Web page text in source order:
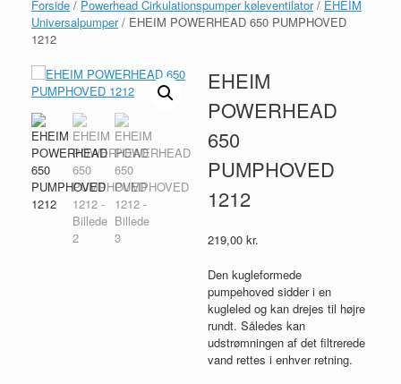
Forside / Powerhead Cirkulationspumper køleventilator/ EHEIM
Universalpumper/ EHEIM POWERHEAD 650 PUMPHOVED
1212
EHEIM
POWERHEAD
650
PUMPHOVED
1212
219,00 kr.
Den kugleformede
pumpehoved sidder i en
kugleled og kan drejes til højre
rundt. Således kan
udstrømningen af ​​det filtrerede
vand rettes i enhver retning.